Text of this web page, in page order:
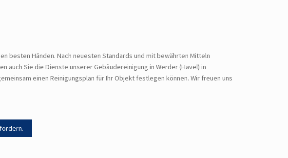
besten Händen. Nach neuesten Standards und mit bewährten Mitteln
auch Sie die Dienste unserer Gebäudereinigung in Werder (Havel) in
einen Reinigungsplan für Ihr Objekt festlegen können. Wir freuen uns